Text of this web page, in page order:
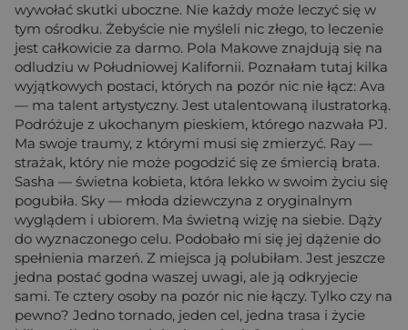
wywołać skutki uboczne. Nie każdy może leczyć się w
tym ośrodku. Żebyście nie myśleli nic złego, to leczenie
jest całkowicie za darmo. Pola Makowe znajdują się na
odludziu w Południowej Kalifornii. Poznałam tutaj kilka
wyjątkowych postaci, których na pozór nic nie łącz: Ava
— ma talent artystyczny. Jest utalentowaną ilustratorką.
Podróżuje z ukochanym pieskiem, którego nazwała PJ.
Ma swoje traumy, z którymi musi się zmierzyć. Ray —
strażak, który nie może pogodzić się ze śmiercią brata.
Sasha — świetna kobieta, która lekko w swoim życiu się
pogubiła. Sky — młoda dziewczyna z oryginalnym
wyglądem i ubiorem. Ma świetną wizję na siebie. Dąży
do wyznaczonego celu. Podobało mi się jej dążenie do
spełnienia marzeń. Z miejsca ją polubiłam. Jest jeszcze
jedna postać godna waszej uwagi, ale ją odkryjecie
sami. Te cztery osoby na pozór nic nie łączy. Tylko czy na
pewno? Jedno tornado, jeden cel, jedna trasa i życie